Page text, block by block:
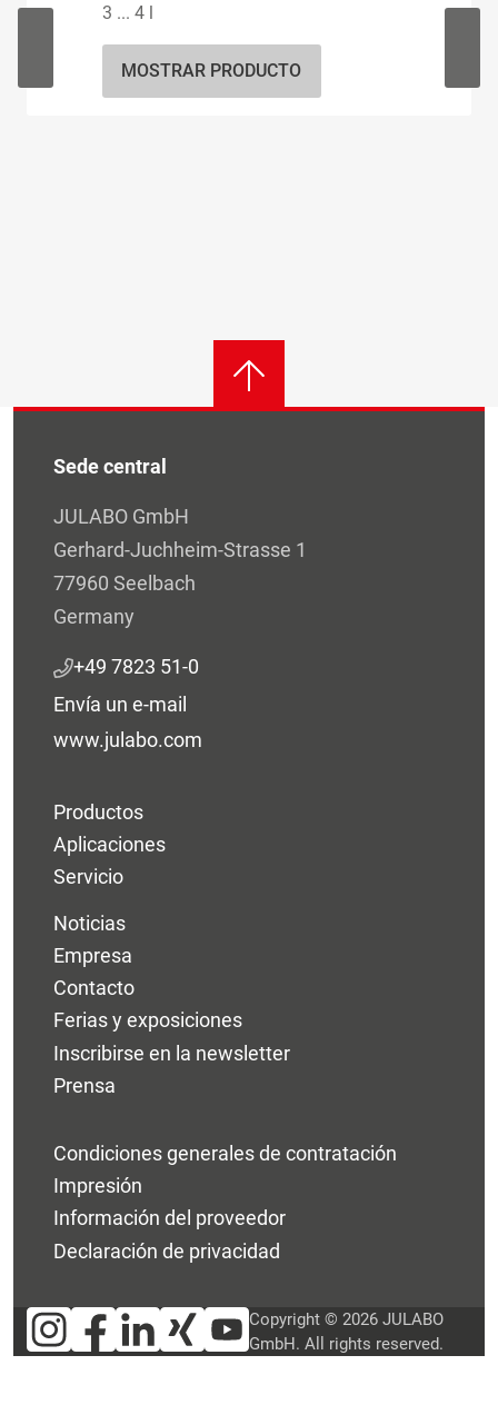
3 ... 4 l
MOSTRAR PRODUCTO
Sede central
JULABO GmbH
Gerhard-Juchheim-Strasse 1
77960 Seelbach
Germany
+49 7823 51-0
Envía un e-mail
www.julabo.com
Productos
Aplicaciones
Servicio
Noticias
Empresa
Contacto
Ferias y exposiciones
Inscribirse en la newsletter
Prensa
Condiciones generales de contratación
Impresión
Información del proveedor
Declaración de privacidad
Copyright © 2026 JULABO
GmbH. All rights reserved.